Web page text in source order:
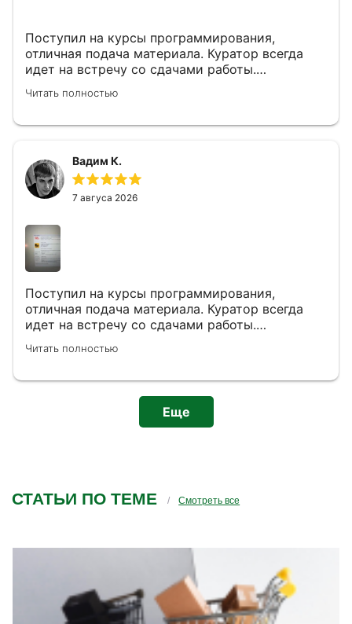
Поступил на курсы программирования,
отличная подача материала. Куратор всегда
идет на встречу со сдачами работы.
лекцией или дз можно задавать вопросы. Есть
обсуждение. До этого попадал на другие курсы
Наша конфигурация которую мы от начала
учебы дорабатываем потом будет плюсом к
резюме или на гитхаб.
Читать полностью
Вадим К.
7 авгуса 2026
Поступил на курсы программирования,
отличная подача материала. Куратор всегда
идет на встречу со сдачами работы.
лекцией или дз можно задавать вопросы. Есть
обсуждение. До этого попадал на другие курсы
от содействия занятости, есть с чем сравнить.
Наша конфигурация которую мы от начала
Читать полностью
Еще
СТАТЬИ ПО ТЕМЕ Смотреть все